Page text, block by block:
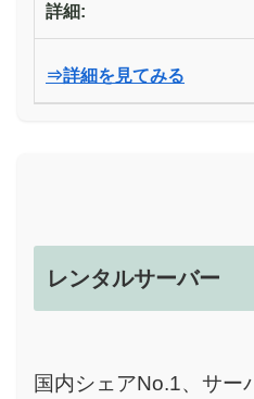
詳細:
⇒詳細を見てみる
レンタルサーバー
国内シェアNo.1、サー